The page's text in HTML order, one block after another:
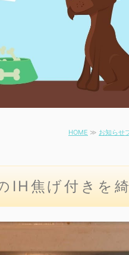
HOME ≫ お知らせ
IH焦げ付きを